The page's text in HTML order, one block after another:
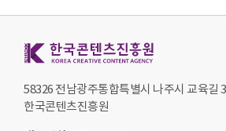
58326 전남광주통합특별시 나주시 교육길
한국콘텐츠진흥원